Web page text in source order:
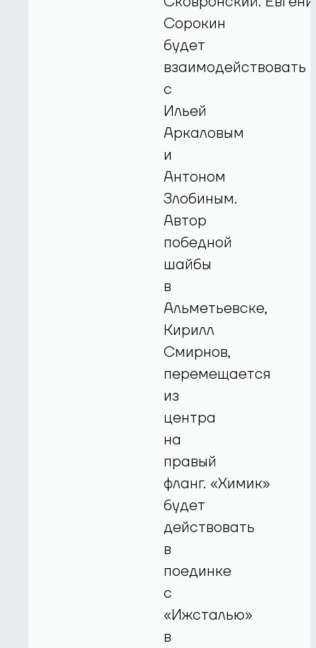
Сорокин
будет
взаимодействовать
с
Ильей
Аркаловым
и
Антоном
Злобиным.
Автор
победной
шайбы
в
Альметьевске,
Кирилл
Смирнов,
перемещается
из
центра
на
правый
фланг. «Химик»
будет
действовать
в
поединке
с
«Ижсталью»
в